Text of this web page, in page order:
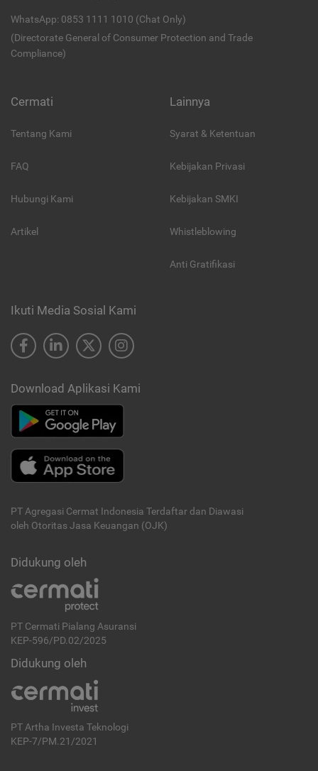
WhatsApp: 0853 1111 1010 (Chat Only)
(Directorate General of Consumer Protection and Trade
Compliance)
Cermati
Tentang Kami
FAQ
Hubungi Kami
Artikel
Lainnya
Syarat & Ketentuan
Kebijakan Privasi
Kebijakan SMKI
Whistleblowing
Anti Gratifikasi
Ikuti Media Sosial Kami
Download Aplikasi Kami
PT Agregasi Cermat Indonesia Terdaftar dan Diawasi
oleh Otoritas Jasa Keuangan (OJK)
Didukung oleh
PT Cermati Pialang Asuransi
KEP-596/PD.02/2025
Didukung oleh
PT Artha Investa Teknologi
KEP-7/PM.21/2021